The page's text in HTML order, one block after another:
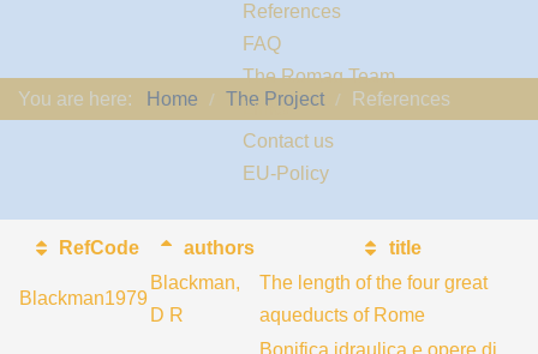
References
FAQ
The Romaq Team
Links
Contact us
EU-Policy
You are here: Home The Project References
RefCode authors title
Blackman1979
Blackman,
D R
The length of the four great
aqueducts of Rome
Bonifica idraulica e opere di